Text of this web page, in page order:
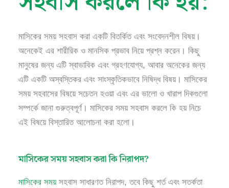
মাসিকের সময় সহবাস করা একটি বিতর্কিত এবং সংবেদনশীল বিষয়।
অনেকেই এর শারীরিক ও মানসিক প্রভাব নিয়ে প্রশ্ন করেন। কিছু
মানুষের জন্য এটি স্বাভাবিক এবং গ্রহণযোগ্য, আবার অনেকের জন্য
এটি একটি অস্বস্তিকর এবং সাংস্কৃতিকভাবে নিষিদ্ধ বিষয়। মাসিকের
সময় সহবাসের বিষয়ে সচেতন হওয়া এবং এর ভালো ও খারাপ দিকগুলো
সম্পর্কে জানা গুরুত্বপূর্ণ। মাসিকের সময় সহবাস করলে কি হয় নিচে
এই বিষয়ে বিস্তারিত আলোচনা করা হলো।
মাসিকের সময় সহবাস করা কি নিরাপদ?
মাসিকের সময়সহবাস সাধারণত নিরাপদ, তবে কিছু শর্ত এবং সতর্কতা